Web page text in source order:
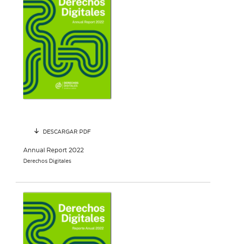
DESCARGAR PDF
Annual Report 2022
Derechos Digitales